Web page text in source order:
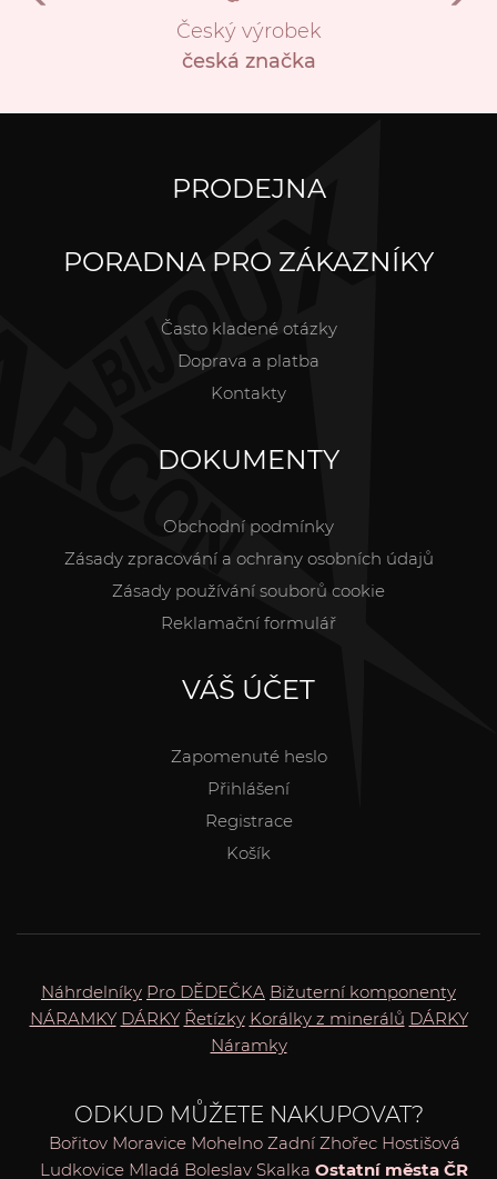
Český výrobek
česká značka
PRODEJNA
PORADNA PRO ZÁKAZNÍKY
Často kladené otázky
Doprava a platba
Kontakty
DOKUMENTY
Obchodní podmínky
Zásady zpracování a ochrany osobních údajů
Zásady používání souborů cookie
Reklamační formulář
VÁŠ ÚČET
Zapomenuté heslo
Přihlášení
Registrace
Košík
Náhrdelníky Pro DĚDEČKA Bižuterní komponenty
NÁRAMKY DÁRKY Řetízky Korálky z minerálů DÁRKY
Náramky
ODKUD MŮŽETE NAKUPOVAT?
Bořitov Moravice Mohelno Zadní Zhořec Hostišová
Ludkovice Mladá Boleslav Skalka Ostatní města ČR